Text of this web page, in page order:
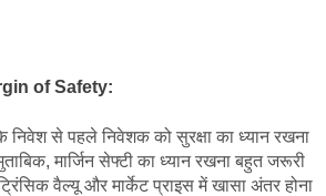
of Safety:
निवेश से पहले निवेशक को सुरक्षा का ध्यान रखना
मार्जिन सेफ्टी का ध्यान रखना बहुत जरूरी
वैल्यू और मार्केट प्राइस में खासा अंतर होना